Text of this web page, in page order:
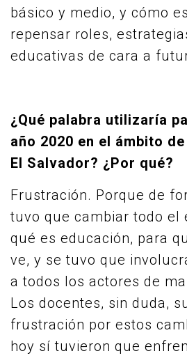
básico y medio, y cómo
repensar roles,
educativas de cara a
¿Qué palabra utilizaría
año 2020 en el ámbito
El Salvador? ¿Por qué?
Frustración. Porque de
tuvo que cambiar todo el
qué es educación, para
ve, y se tuvo que
a todos los actores de
Los docentes, sin duda,
frustración por estos
hoy sí tuvieron que